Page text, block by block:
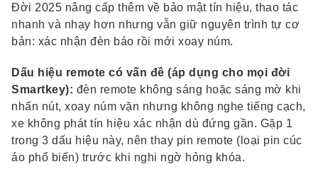
Đời 2025 nâng cấp thêm về bảo mật tín hiệu, thao tác
nhanh và nhạy hơn nhưng vẫn giữ nguyên trình tự cơ
bản: xác nhận đèn báo rồi mới xoay núm.
Dấu hiệu remote có vấn đề (áp dụng cho mọi đời
Smartkey): đèn remote không sáng hoặc sáng mờ khi
nhấn nút, xoay núm vặn nhưng không nghe tiếng cạch,
xe không phát tín hiệu xác nhận dù đứng gần. Gặp 1
trong 3 dấu hiệu này, nên thay pin remote (loại pin cúc
áo phổ biến) trước khi nghi ngờ hỏng khóa.